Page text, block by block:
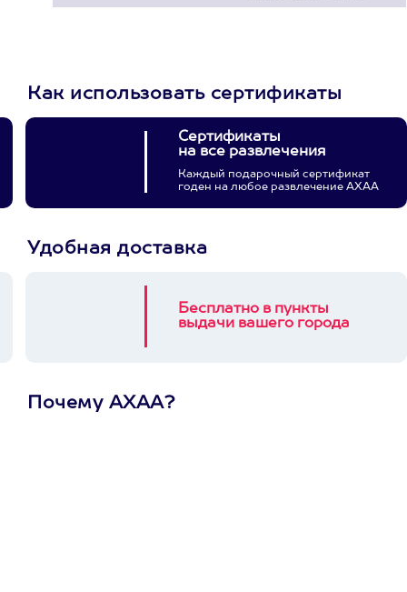
Как использовать сертификаты
Сертификаты
на все развлечения
Каждый подарочный сертификат
годен на любое развлечение АХАА
Удобная доставка
Бесплатно в пункты
выдачи вашего города
Почему АХАА?